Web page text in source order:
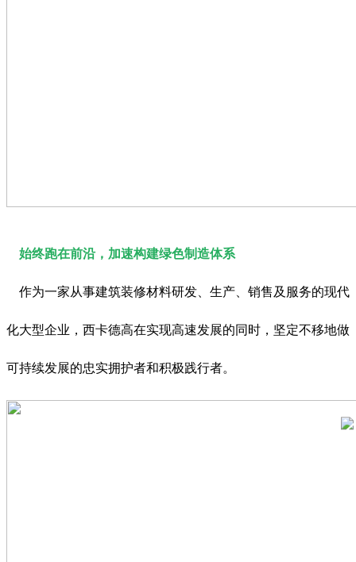
始终跑在前沿，加速构建绿色制造体系
作为一家从事建筑装修材料研发、生产、销售及服务的现代
化大型企业，西卡德高在实现高速发展的同时，坚定不移地做
可持续发展的忠实拥护者和积极践行者。